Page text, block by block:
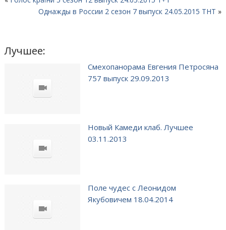
Однажды в России 2 сезон 7 выпуск 24.05.2015 ТНТ »
Лучшее:
Смехопанорама Евгения Петросяна
757 выпуск 29.09.2013
Новый Камеди клаб. Лучшее
03.11.2013
Поле чудес с Леонидом
Якубовичем 18.04.2014